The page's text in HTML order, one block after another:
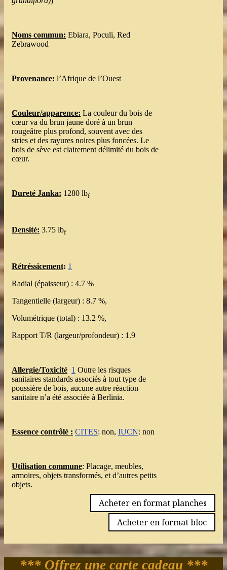
Noms commun: Ebiara, Poculi, Red
Zebrawood
Provenance: l’Afrique de l’Ouest
Couleur/apparence: La couleur du bois de
cœur va du brun jaune doré à un brun
rougeâtre plus profond, souvent avec des
stries et des rayures noires plus foncées. Le
bois de sève est clairement délimité du bois de
cœur.
Dureté Janka: 1280 lbf
Densité: 3.75 lbf
Rétréssicement: 1
Radial (épaisseur) : 4.7 %
Tangentielle (largeur) : 8.7 %,
Volumétrique (total) : 13.2 %,
Rapport T/R (largeur/profondeur) : 1.9
Allergie/Toxicité 1 Outre les risques
sanitaires standards associés à tout type de
poussière de bois, aucune autre réaction
sanitaire n’a été associée à Berlinia.
Essence contrôlé : CITES: non, IUCN: non
Utilisation commune: Placage, meubles,
armoires, objets transformés, et d’autres petits
objets.
Acheter en format planches
Acheter en format bloc
*** Offrez une carte cadeau ***